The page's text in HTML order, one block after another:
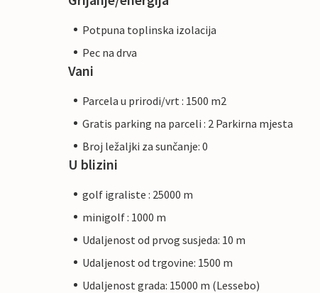
Potpuna toplinska izolacija
Pec na drva
Vani
Parcela u prirodi/vrt : 1500 m2
Gratis parking na parceli : 2 Parkirna mjesta
Broj ležaljki za sunčanje: 0
U blizini
golf igraliste : 25000 m
minigolf : 1000 m
Udaljenost od prvog susjeda: 10 m
Udaljenost od trgovine: 1500 m
Udaljenost grada: 15000 m (Lessebo)